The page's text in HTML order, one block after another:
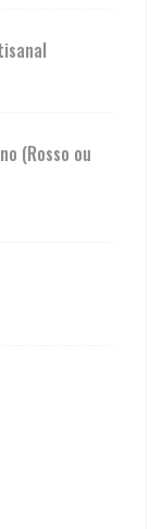
(Rosso ou